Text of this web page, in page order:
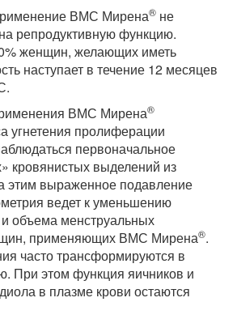
ВМС Мирена® не
репродуктивную функцию.
женщин, желающих иметь
наступает в течение 12 месяцев
ВМС Мирена®
угнетения пролиферации
первоначальное
кровянистых выделений из
этим выраженное подавление
ведет к уменьшению
объема менструальных
применяющих ВМС Мирена®.
часто трансформируются в
При этом функция яичников и
в плазме крови остаются